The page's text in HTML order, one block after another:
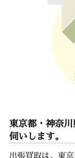
東京都・神奈
伺いします。
出張買取は、東